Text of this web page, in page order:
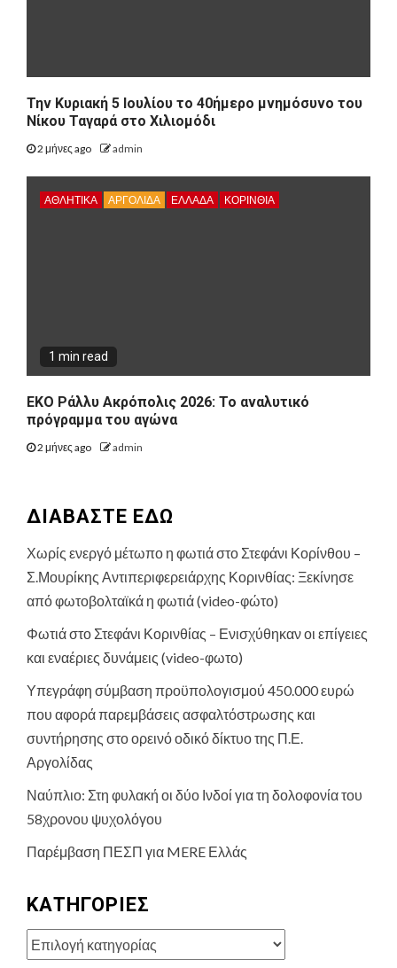
Την Κυριακή 5 Ιουλίου το 40ήμερο μνημόσυνο του
Νίκου Ταγαρά στο Χιλιομόδι
2 μήνες ago admin
ΑΘΛΗΤΙΚΑ ΑΡΓΟΛΙΔΑ ΕΛΛΑΔΑ ΚΟΡΙΝΘΊΑ
1 min read
ΕΚΟ Ράλλυ Ακρόπολις 2026: Το αναλυτικό
πρόγραμμα του αγώνα
2 μήνες ago admin
ΔΙΑΒΑΣΤΕ ΕΔΩ
Χωρίς ενεργό μέτωπο η φωτιά στο Στεφάνι Κορίνθου –
Σ.Μουρίκης Αντιπεριφερειάρχης Κορινθίας: Ξεκίνησε
από φωτοβολταϊκά η φωτιά (video-φώτο)
Φωτιά στο Στεφάνι Κορινθίας – Ενισχύθηκαν οι επίγειες
και εναέριες δυνάμεις (video-φωτο)
Υπεγράφη σύμβαση προϋπολογισμού 450.000 ευρώ
που αφορά παρεμβάσεις ασφαλτόστρωσης και
συντήρησης στο ορεινό οδικό δίκτυο της Π.Ε.
Αργολίδας
Ναύπλιο: Στη φυλακή οι δύο Ινδοί για τη δολοφονία του
58χρονου ψυχολόγου
Παρέμβαση ΠΕΣΠ για MERE Ελλάς
KΑΤΗΓΟΡΊΕΣ
Kατηγορίες